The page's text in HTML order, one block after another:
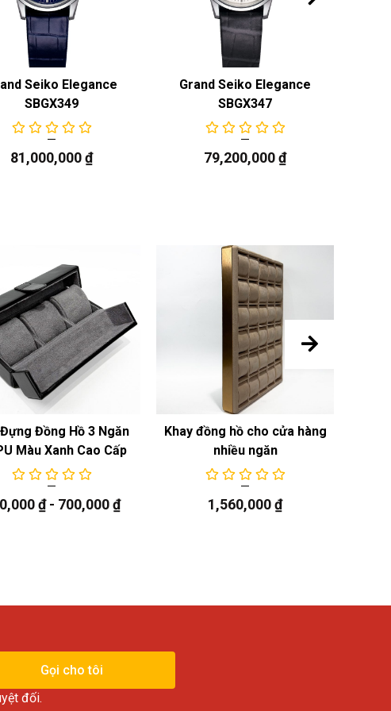
Seiko Elegance
SBGX349
81,000,000₫
Grand Seiko Elegance
SBGX347
79,200,000₫
Đồng Hồ 3 Ngăn
Màu Xanh Cao Cấp
₫- 700,000₫
Khay đồng hồ cho cửa hàng
nhiều ngăn
1,560,000₫
Gọi cho tôi
đối.